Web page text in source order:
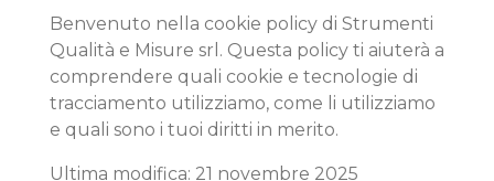
Benvenuto nella cookie policy di Strumenti
Qualità e Misure srl. Questa policy ti aiuterà a
comprendere quali cookie e tecnologie di
tracciamento utilizziamo, come li utilizziamo
e quali sono i tuoi diritti in merito.
Ultima modifica: 21 novembre 2025